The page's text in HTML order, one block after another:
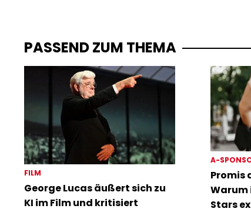
PASSEND ZUM THEMA
FILM
George Lucas äußert sich zu
KI im Film und kritisiert
A-
Promis
Warum
Stars